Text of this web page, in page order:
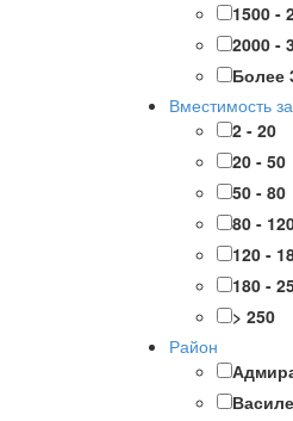
1500 -
2000 -
Более
Вместимость
2 - 20
20 - 50
50 - 80
80 -
120 -
180 -
> 250
Район